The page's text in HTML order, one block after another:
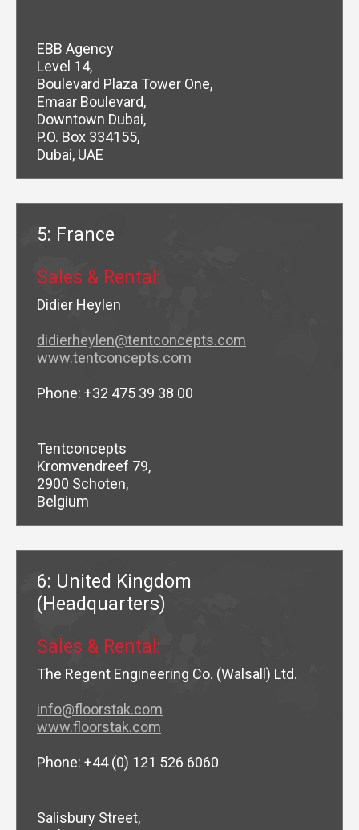
EBB Agency
Level 14,
Boulevard Plaza Tower One,
Emaar Boulevard,
Downtown Dubai,
P.O. Box 334155,
Dubai, UAE
5: France
Sales & Rental:
Didier Heylen
didierheylen@tentconcepts.com
www.tentconcepts.com
Phone: +32 475 39 38 00
Tentconcepts
Kromvendreef 79,
2900 Schoten,
Belgium
6: United Kingdom
(Headquarters)
Sales & Rental:
The Regent Engineering Co. (Walsall) Ltd.
info@floorstak.com
www.floorstak.com
Phone: +44 (0) 121 526 6060
Salisbury Street,